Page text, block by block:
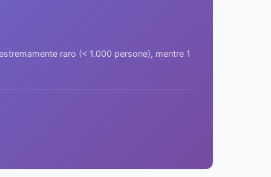
raro (< 1.000 persone), mentre 1